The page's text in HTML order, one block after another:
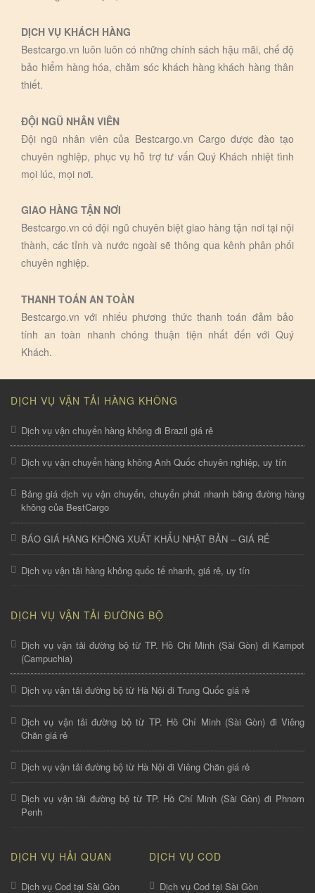
DỊCH VỤ KHÁCH HÀNG
Bestcargo.vn luôn luôn có những chính sách hậu mãi, chế độ
bảo hiểm hàng hóa, chăm sóc khách hàng khách hàng thân
thiết.
ĐỘI NGŨ NHÂN VIÊN
Đội ngũ nhân viên của Bestcargo.vn Cargo được đào tạo
chuyên nghiệp, phục vụ hỗ trợ tư vấn Quý Khách nhiệt tình
mọi lúc, mọi nơi.
GIAO HÀNG TẬN NƠI
Bestcargo.vn có đội ngũ chuyên biệt giao hàng tận nơi tại nội
thành, các tỉnh và nước ngoài sẽ thông qua kênh phân phối
chuyên nghiệp.
THANH TOÁN AN TOÀN
Bestcargo.vn với nhiếu phương thức thanh toán đảm bảo
tính an toàn nhanh chóng thuận tiện nhất đến với Quý
Khách.
DỊCH VỤ VẬN TẢI HÀNG KHÔNG
Dịch vụ vận chuyển hàng không đi Brazil giá rẻ
Dịch vụ vận chuyển hàng không Anh Quốc chuyên nghiệp, uy tín
Bảng giá dịch vụ vận chuyển, chuyển phát nhanh bằng đường hàng
không của BestCargo
BÁO GIÁ HÀNG KHÔNG XUẤT KHẨU NHẬT BẢN – GIÁ RẺ
Dịch vụ vận tải hàng không quốc tế nhanh, giá rẻ, uy tín
DỊCH VỤ VẬN TẢI ĐƯỜNG BỘ
Dịch vụ vận tải đường bộ từ TP. Hồ Chí Minh (Sài Gòn) đi Kampot
(Campuchia)
Dịch vụ vận tải đường bộ từ Hà Nội đi Trung Quốc giá rẻ
Dịch vụ vận tải đường bộ từ TP. Hồ Chí Minh (Sài Gòn) đi Viêng
Chăn giá rẻ
Dịch vụ vận tải đường bộ từ Hà Nội đi Viêng Chăn giá rẻ
Dịch vụ vận tải đường bộ từ TP. Hồ Chí Minh (Sài Gòn) đi Phnom
Penh
DỊCH VỤ HẢI QUAN
Dịch vụ Cod tại Sài Gòn
DỊCH VỤ COD
Dịch vụ Cod tại Sài Gòn